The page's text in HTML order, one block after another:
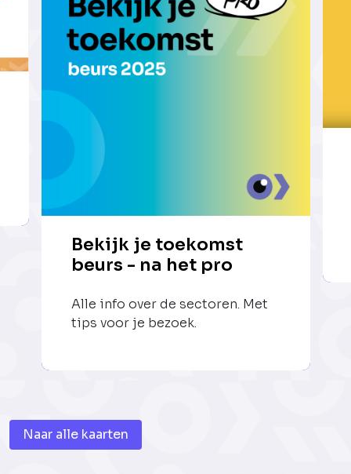
Bekijk je toekomst
beurs - na het pro
Alle info over de sectoren. Met
tips voor je bezoek.
Naar alle kaarten